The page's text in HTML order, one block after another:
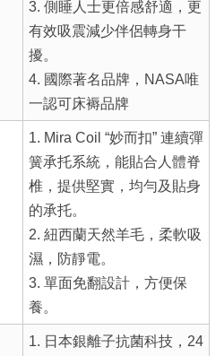
3. 側睡人士更倍感舒適，更
有效吸震減少伴侶轉身干
擾。
4. 國際著名品牌，NASA唯
一認可床褥品牌
1. Mira Coil “妙而扣” 連續彈
簧承托系統，能貼合人體脊
椎，提供堅實，均勻及貼身
的承托。
2. 紐西蘭天然羊毛，柔軟吸
濕，防靜電。
3. 單面免翻設計，方便保
養。
1. 日本銀離子抗菌科技，24